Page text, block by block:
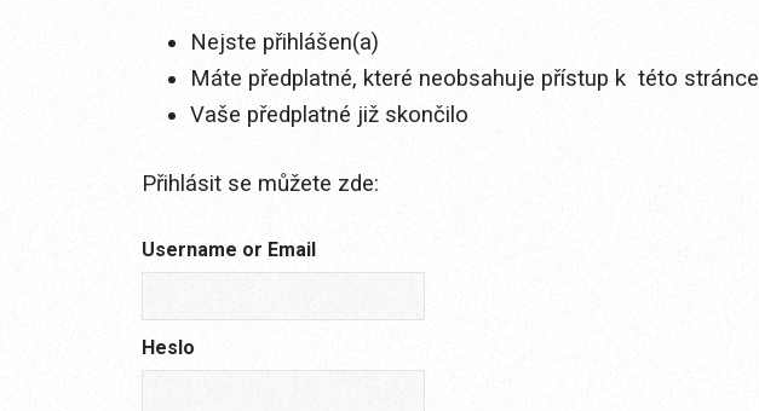
Nejste přihlášen(a)
Máte předplatné, které neobsahuje přístup k této stránce
Vaše předplatné již skončilo
Přihlásit se můžete zde:
Username or Email
Heslo